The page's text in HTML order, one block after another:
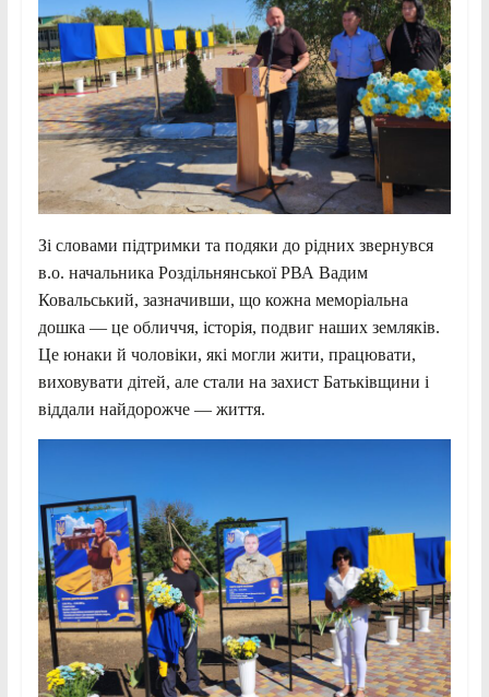
Зі словами підтримки та подяки до рідних звернувся
в.о. начальника Роздільнянської РВА Вадим
Ковальський, зазначивши, що кожна меморіальна
дошка — це обличчя, історія, подвиг наших земляків.
Це юнаки й чоловіки, які могли жити, працювати,
виховувати дітей, але стали на захист Батьківщини і
віддали найдорожче — життя.